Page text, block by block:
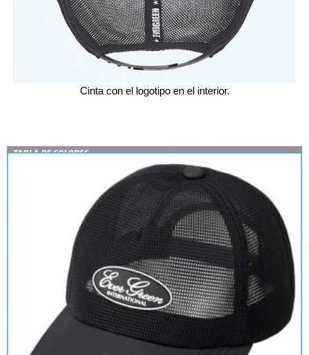
Cinta con el logotipo en el interior.